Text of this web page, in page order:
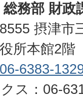
務部 財政
摂津市
所本館2階
06-6383-
ス：06-